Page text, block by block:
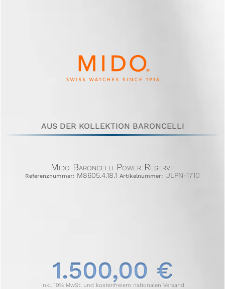
AUS DER KOLLEKTION BARONCELLI
Mido Baroncelli Power Reserve
Referenznummer: M8605.4.18.1 Artikelnummer: ULPN-1710
1.500,00 €
inkl. 19% MwSt. und kostenfreiem nationalen Versand